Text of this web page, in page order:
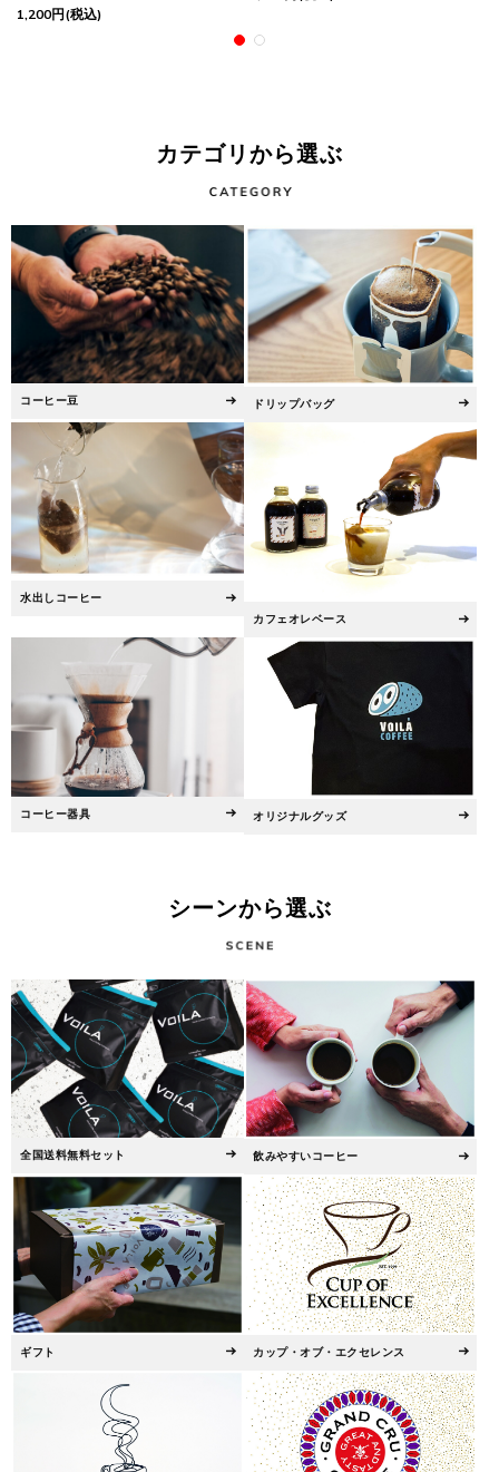
1,200円(税込)
カテゴリから選ぶ
コーヒー豆 ドリップバッグ
水出しコーヒー
カフェオレベース
コーヒー器具 オリジナルグッズ
シーンから選ぶ
全国送料無料セット 飲みやすいコーヒー
ギフト カップ・オブ・エクセレンス